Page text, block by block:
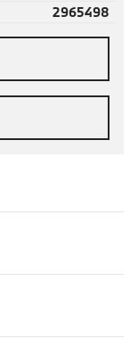
2965498